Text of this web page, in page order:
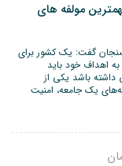
مولفه های
گفت: یک کشور برای
اهداف خود باید
باشد یکی از
یک جامعه، امنیت